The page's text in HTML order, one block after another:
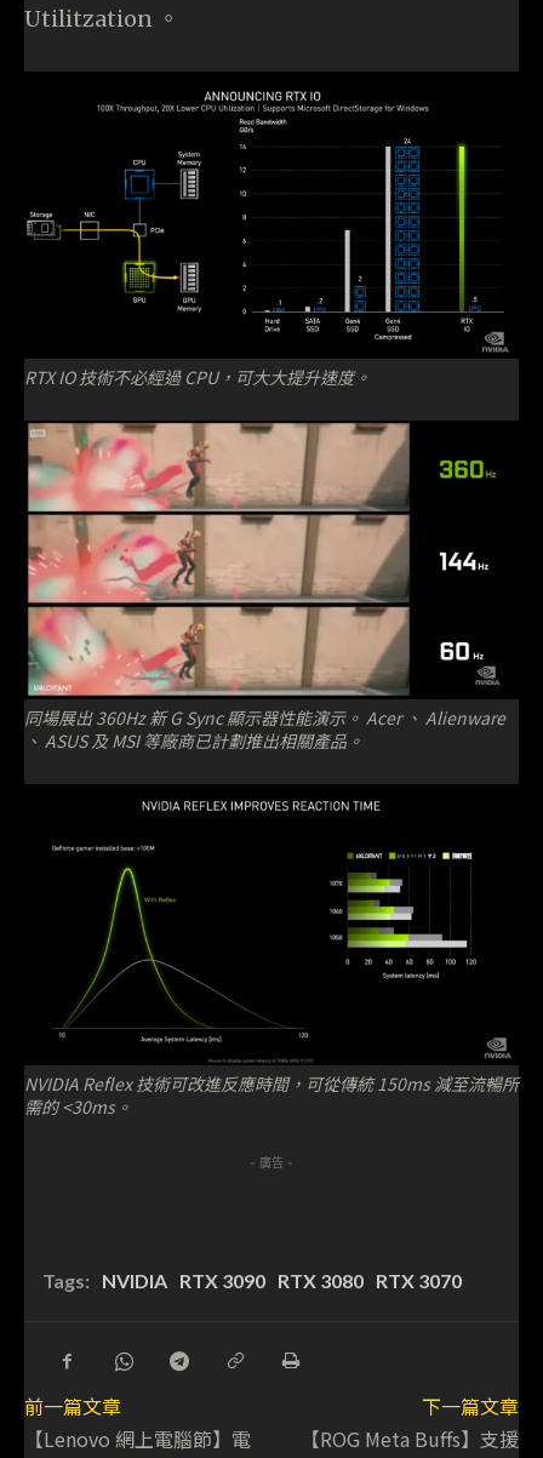
Utilitzation 。
RTX IO 技術不必經過 CPU，可大大提升速度。
同場展出 360Hz 新 G Sync 顯示器性能演示。 Acer 、 Alienware
、 ASUS 及 MSI 等廠商已計劃推出相關產品。
NVIDIA Reflex 技術可改進反應時間，可從傳統 150ms 減至流暢所
需的 <30ms。
- 廣告 -
Tags: NVIDIA RTX 3090 RTX 3080 RTX 3070
前一篇文章
【Lenovo 網上電腦節】電
下一篇文章
【ROG Meta Buffs】支援